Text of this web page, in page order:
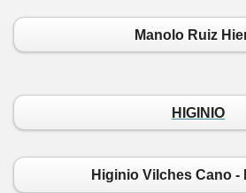
Manolo Ruiz
HIGINIO
Higinio Vilches Cano -